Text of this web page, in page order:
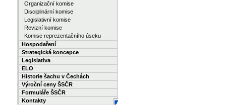
Organizační komise
Disciplinární komise
Legislativní komise
Revizní komise
Komise reprezentačního úseku
Hospodaření
Strategická koncepce
Legislativa
ELO
Historie šachu v Čechách
Výroční ceny ŠSČR
Formuláře ŠSČR
Kontakty